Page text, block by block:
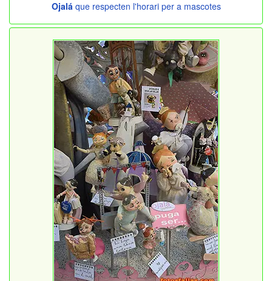
Ojaláque respecten l'horari per a mascotes